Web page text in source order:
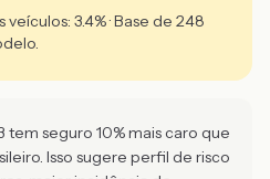
veículos: 3.4% · Base de 248
tem seguro 10% mais caro que
Isso sugere perfil de risco